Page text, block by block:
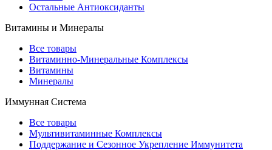
Остальные Антиоксиданты
Витамины и Минералы
Все товары
Витаминно-Минеральные Комплексы
Витамины
Минералы
Иммунная Система
Все товары
Мультивитаминные Комплексы
Поддержание и Сезонное Укрепление Иммунитета